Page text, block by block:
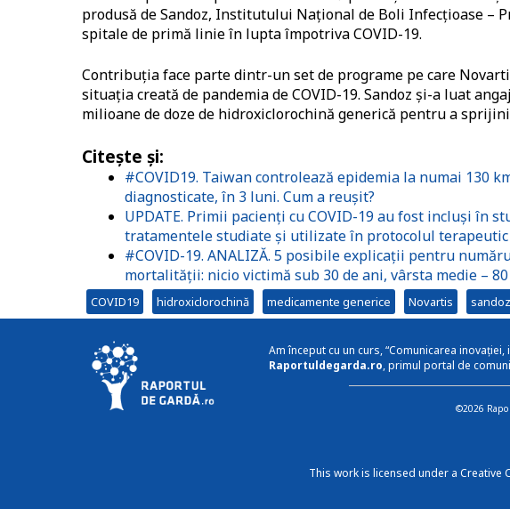
produsă de Sandoz, Institutului Național de Boli Infecțioase –
spitale de primă linie în lupta împotriva COVID-19.
Contribuția face parte dintr-un set de programe pe care
situația creată de pandemia de COVID-19. Sandoz și-a luat
milioane de doze de hidroxiclorochină generică pentru a
Citește și:
#COVID19. Taiwan controlează epidemia la numai 130
diagnosticate, în 3 luni. Cum a reușit?
UPDATE. Primii pacienți cu COVID-19 au fost incluși în
tratamentele studiate și utilizate în protocolul terapeutic
#COVID-19. ANALIZĂ. 5 posibile explicații pentru
mortalității: nicio victimă sub 30 de ani, vârsta medie –
COVID19 hidroxiclorochină medicamente generice Novartis sandoz
Am început cu un curs, “Comunicarea
Raportuldegarda.ro, primul portal de
©2026
This work is licensed under a Creative